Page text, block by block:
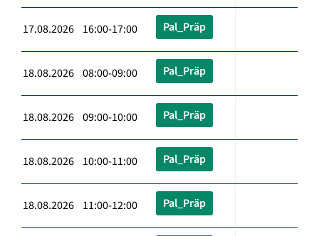
17.08.2026 16:00-17:00 Pal_Präp
18.08.2026 08:00-09:00 Pal_Präp
18.08.2026 09:00-10:00 Pal_Präp
18.08.2026 10:00-11:00 Pal_Präp
18.08.2026 11:00-12:00 Pal_Präp